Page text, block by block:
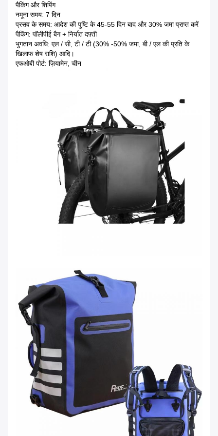
पैकिंग और शिपिंग
नमूना समय: 7 दिन
प्रसव के समय: आदेश की पुष्टि के 45-55 दिन बाद और 30% जमा प्राप्त करें
पैकिंग: पॉलीपीई बैग + निर्यात दफ़्ती
भुगतान अवधि: एल / सी, टी / टी (30% -50% जमा, बी / एल की प्रति के
खिलाफ शेष राशि) आदि।
एफओबी पोर्ट: ज़ियामेन, चीन